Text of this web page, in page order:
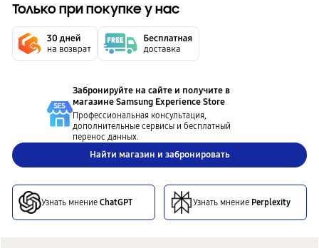
Только при покупке у нас
Забронируйте на сайте и получите в
магазинеSamsung Experience Store
Профессиональная консультация,
дополнительные сервисы и бесплатный
перенос данных.
Найти магазин и забронировать
Узнать мнение ChatGPT Узнать мнение Perplexity